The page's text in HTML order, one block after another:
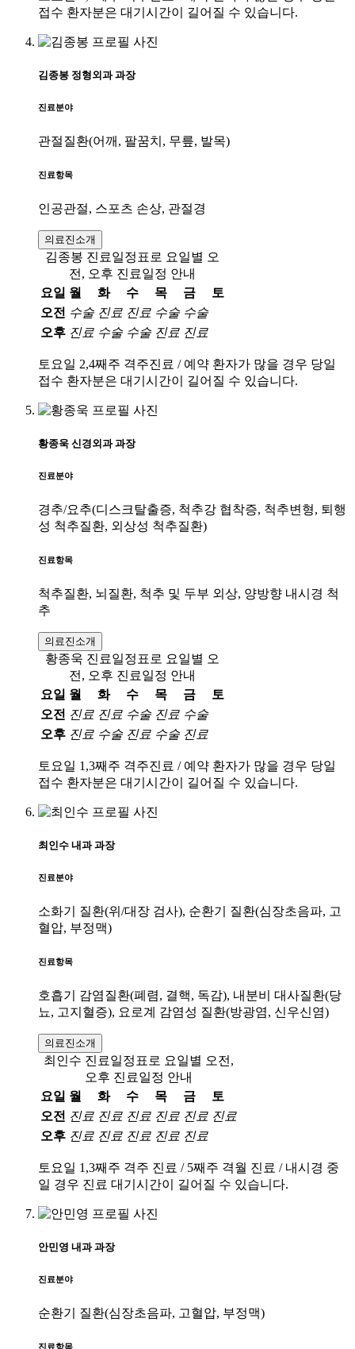
접수 환자분은 대기시간이 길어질 수 있습니다.
김종봉 정형외과 과장
진료분야
관절질환(어깨, 팔꿈치, 무릎, 발목)
진료항목
인공관절, 스포츠 손상, 관절경
의료진소개
김종봉 진료일정표로 요일별 오
전, 오후 진료일정 안내
요일 월 화 수 목 금
토
오전 수술 진료 진료 수술 수술
오후 진료 수술 수술 진료 진료
토요일 2,4째주 격주진료 / 예약 환자가 많을 경우 당일
접수 환자분은 대기시간이 길어질 수 있습니다.
황종욱 신경외과 과장
진료분야
경추/요추(디스크탈출증, 척추강 협착증, 척추변형, 퇴행
성 척추질환, 외상성 척추질환)
진료항목
척추질환, 뇌질환, 척추 및 두부 외상, 양방향 내시경 척
추
의료진소개
황종욱 진료일정표로 요일별 오
전, 오후 진료일정 안내
요일 월 화 수 목 금
토
오전 진료 진료 수술 진료 수술
오후 진료 수술 진료 수술 진료
토요일 1,3째주 격주진료 / 예약 환자가 많을 경우 당일
접수 환자분은 대기시간이 길어질 수 있습니다.
최인수 내과 과장
진료분야
소화기 질환(위/대장 검사), 순환기 질환(심장초음파, 고
혈압, 부정맥)
진료항목
호흡기 감염질환(폐렴, 결핵, 독감), 내분비 대사질환(당
뇨, 고지혈증), 요로계 감염성 질환(방광염, 신우신염)
의료진소개
최인수 진료일정표로 요일별 오전,
오후 진료일정 안내
요일 월 화 수 목 금
토
오전 진료 진료 진료 진료 진료 진료
오후 진료 진료 진료 진료 진료
토요일 1,3째주 격주 진료 / 5째주 격월 진료 / 내시경 중
일 경우 진료 대기시간이 길어질 수 있습니다.
안민영 내과 과장
진료분야
순환기 질환(심장초음파, 고혈압, 부정맥)
진료항목